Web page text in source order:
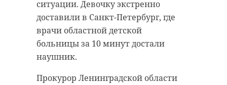
ситуации. Девочку экстренно
доставили в Санкт-Петербург, где
врачи областной детской
больницы за 10 минут достали
наушник.
Прокурор Ленинградской области